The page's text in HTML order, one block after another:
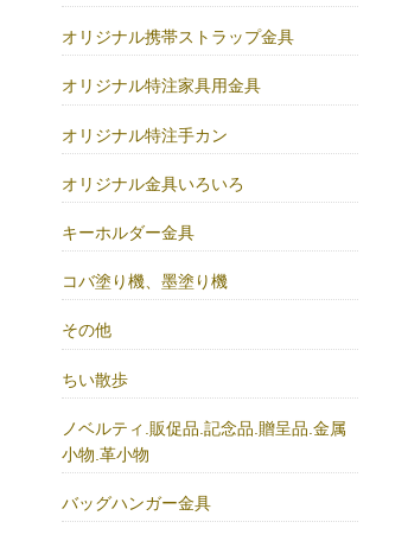
オリジナル携帯ストラップ金具
オリジナル特注家具用金具
オリジナル特注手カン
オリジナル金具いろいろ
キーホルダー金具
コバ塗り機、墨塗り機
その他
ちい散歩
ノベルティ.販促品.記念品.贈呈品.金属
小物.革小物
バッグハンガー金具